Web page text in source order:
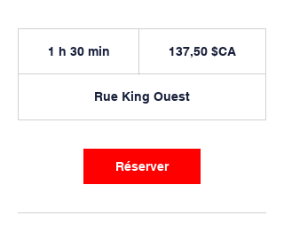
1 h 30 min
m
i
canadiens137,50 $CA
Rue King Ouest
Réserver